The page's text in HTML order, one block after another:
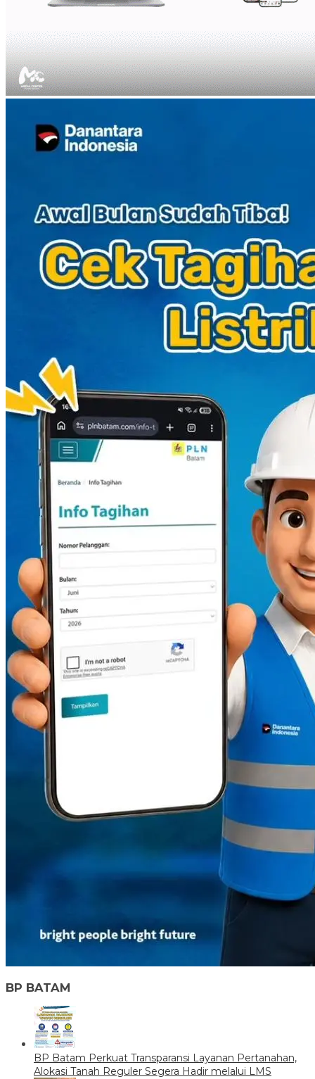
BP BATAM
BP Batam Perkuat Transparansi Layanan Pertanahan,
Alokasi Tanah Reguler Segera Hadir melalui LMS